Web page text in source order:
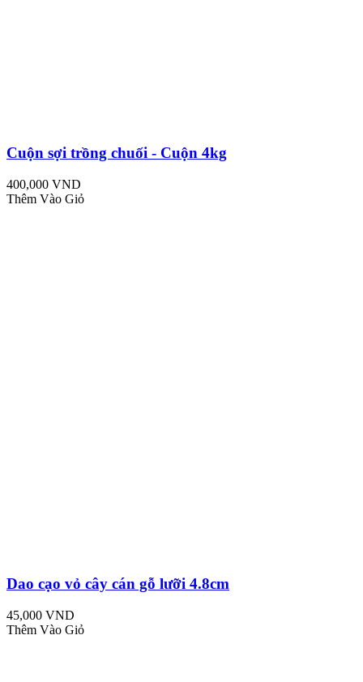
Cuộn sợi trồng chuối - Cuộn 4kg
400,000 VND
Thêm Vào Giỏ
Dao cạo vỏ cây cán gỗ lưỡi 4.8cm
45,000 VND
Thêm Vào Giỏ